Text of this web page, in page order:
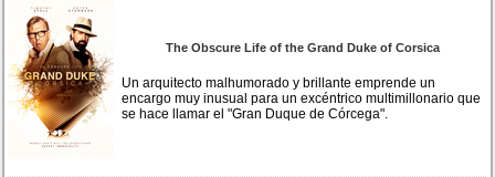
The Obscure Life of the Grand Duke of Corsica
Un arquitecto malhumorado y brillante emprende un
encargo muy inusual para un excéntrico multimillonario que
se hace llamar el "Gran Duque de Córcega".